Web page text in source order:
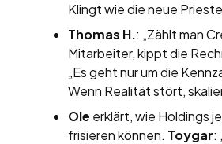
Klingt wie die neue
Thomas H.: „Zählt man
Mitarbeiter, kippt die
„Es geht nur um die
Wenn Realität stört,
Ole erklärt, wie Holdings
frisieren können. Toygar: